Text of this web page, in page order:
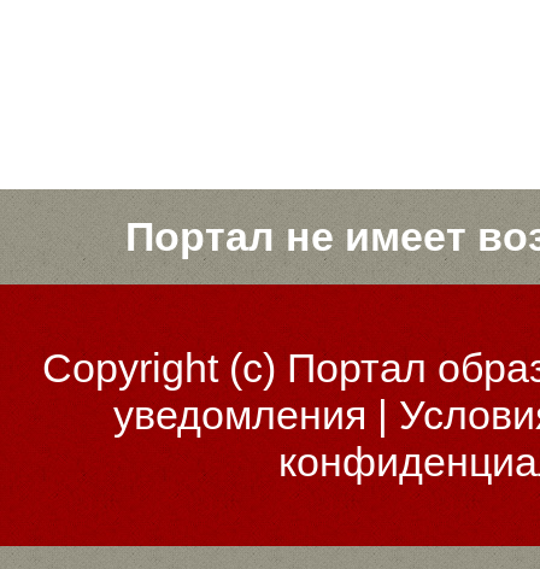
Портал не имеет
Copyright (c)Портал
уведомления |